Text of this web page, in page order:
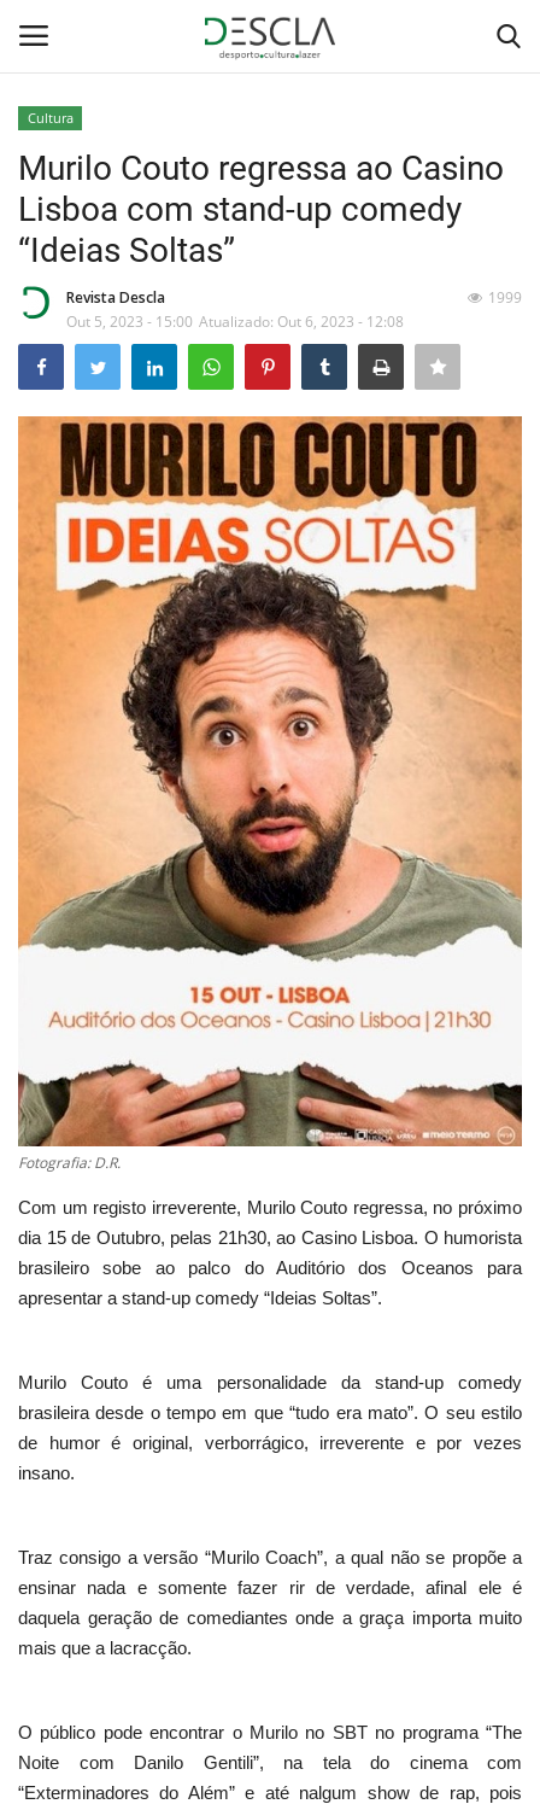
Home
Desporto
Sobre Nós
Educação
Estatuto Editorial
Ficha técnica
Ambiente
Cultura
Murilo Couto regressa ao Casino
Lisboa com stand-up comedy
“Ideias Soltas”
Revista Descla
Out 5, 2023 - 15:00 Atualizado: Out 6, 2023 - 12:08
1999
Fotografia: D.R.
Com um registo irreverente, Murilo Couto regressa, no próximo
dia 15 de Outubro, pelas 21h30, ao Casino Lisboa. O humorista
brasileiro sobe ao palco do Auditório dos Oceanos para
apresentar a stand-up comedy “Ideias Soltas”.
Murilo Couto é uma personalidade da stand-up comedy
brasileira desde o tempo em que “tudo era mato”. O seu estilo
de humor é original, verborrágico, irreverente e por vezes
insano.
Traz consigo a versão “Murilo Coach”, a qual não se propõe a
ensinar nada e somente fazer rir de verdade, afinal ele é
daquela geração de comediantes onde a graça importa muito
mais que a lacracção.
O público pode encontrar o Murilo no SBT no programa “The
Noite com Danilo Gentili”, na tela do cinema com
“Exterminadores do Além” e até nalgum show de rap, pois